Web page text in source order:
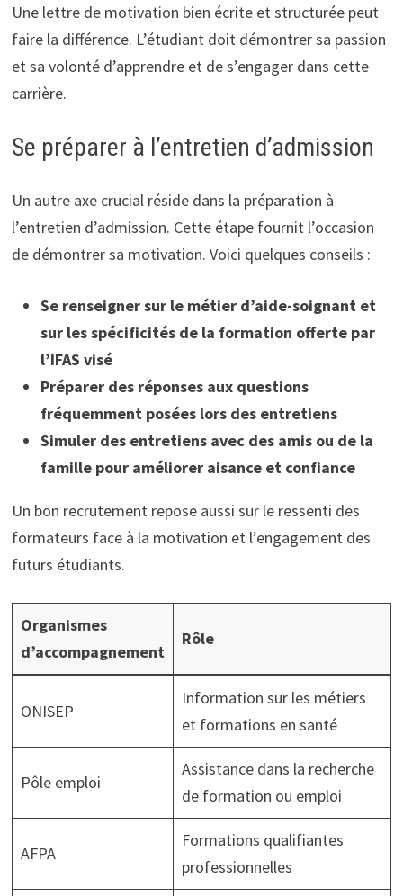
Une lettre de motivation bien écrite et structurée peut
faire la différence. L’étudiant doit démontrer sa passion
et sa volonté d’apprendre et de s’engager dans cette
carrière.
Se préparer à l’entretien d’admission
Un autre axe crucial réside dans la préparation à
l’entretien d’admission. Cette étape fournit l’occasion
de démontrer sa motivation. Voici quelques conseils :
Se renseigner sur le métier d’aide-soignant et
sur les spécificités de la formation offerte par
l’IFAS visé
Préparer des réponses aux questions
fréquemment posées lors des entretiens
Simuler des entretiens avec des amis ou de la
famille pour améliorer aisance et confiance
Un bon recrutement repose aussi sur le ressenti des
formateurs face à la motivation et l’engagement des
futurs étudiants.
Organismes
d’accompagnement
Rôle
ONISEP
Information sur les métiers
et formations en santé
Pôle emploi
Assistance dans la recherche
de formation ou emploi
AFPA
Formations qualifiantes
professionnelles